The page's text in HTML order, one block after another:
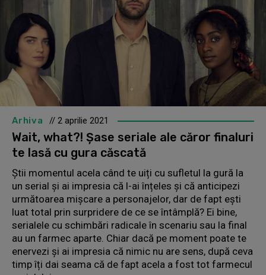
Arhiva // 2 aprilie 2021
Wait, what?! Șase seriale ale căror finaluri
te lasă cu gura căscată
Știi momentul acela când te uiți cu sufletul la gură la
un serial și ai impresia că l-ai înțeles și că anticipezi
următoarea mișcare a personajelor, dar de fapt ești
luat total prin surpridere de ce se întâmplă? Ei bine,
serialele cu schimbări radicale în scenariu sau la final
au un farmec aparte. Chiar dacă pe moment poate te
enervezi și ai impresia că nimic nu are sens, după ceva
timp îți dai seama că de fapt acela a fost tot farmecul